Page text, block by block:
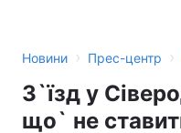
Новини › Прес-центр ›
З`їзд у
що` не